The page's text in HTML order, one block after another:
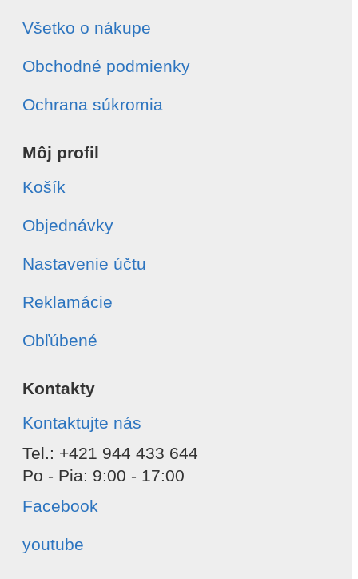
Všetko o nákupe
Obchodné podmienky
Ochrana súkromia
Môj profil
Košík
Objednávky
Nastavenie účtu
Reklamácie
Obľúbené
Kontakty
Kontaktujte nás
Tel.: +421 944 433 644
Po - Pia: 9:00 - 17:00
Facebook
youtube